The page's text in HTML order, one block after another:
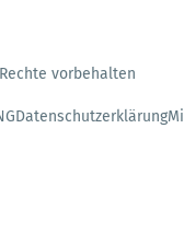
vorbehalten
Datenschutzerklärung